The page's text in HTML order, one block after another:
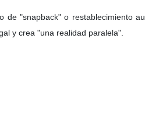
"snapback" o restablecimiento
y crea "una realidad paralela".